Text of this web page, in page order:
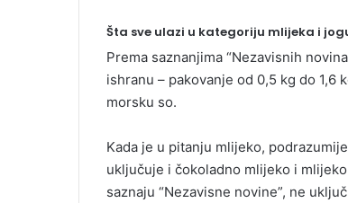
Šta sve ulazi u kategoriju mlijeka i
Prema saznanjima “Nezavisnih
ishranu – pakovanje od 0,5 kg do 1,6
morsku so.
Kada je u pitanju mlijeko,
uključuje i čokoladno mlijeko i
saznaju “Nezavisne novine”, ne